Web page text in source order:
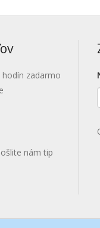
zadarmo
nám tip
E-